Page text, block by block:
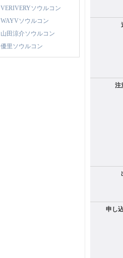
VERIVERYソウルコン
WAYVソウルコン
山田涼介ソウルコン
優里ソウルコン
注
申し